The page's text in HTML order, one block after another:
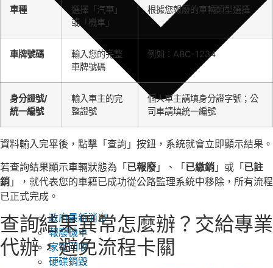
政府最新消息
報廢機車
家電回收
硬碟銷毀
車種
選擇「汽車」
或「機車」
根據您報廢的車輛類型選擇
車牌號碼
輸入您的完整
車牌號碼
例如：ABC-1234
身分證號/
統一編號
輸入車主的完
整證號
個人車主請填身分證字號；公
司車請填統一編號
資料輸入完畢後，點擊「查詢」按鈕，系統就會立即顯示結果。
若查詢結果顯示車輛狀態為「 已報廢」、「 已繳銷 」或「 已註
銷 」，就代表您的車籍已成功從公路監理系統中移除，所有流程
已正式完成。
查詢結果異常怎麼辦？交給專業
代辦，避免流程卡關